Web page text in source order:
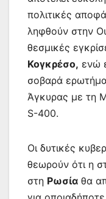
πολιτικές
ληφθούν στην
θεσμικές
Κογκρέσο, ενώ
σοβαρά
Άγκυρας με τη
S-400.
Οι δυτικές
θεωρούν ότι η
στη Ρωσία θα